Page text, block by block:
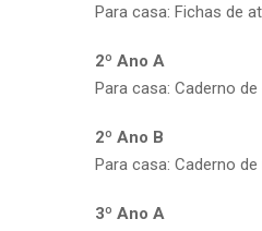
Para casa: Fichas de
2º Ano A
Para casa: Caderno
2º Ano B
Para casa: Caderno
3º Ano A